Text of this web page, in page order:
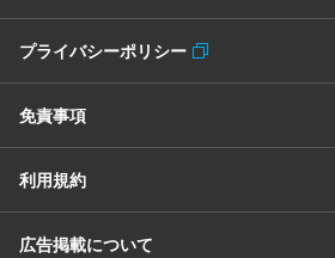
プライバシーポリシー
免責事項
利用規約
広告掲載について